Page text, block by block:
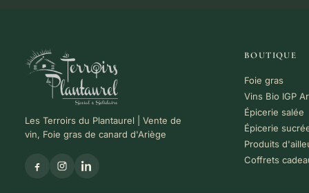
Les Terroirs du Plantaurel | Vente de
vin, Foie gras de canard d'Ariège
BOUTIQUE
Foie gras
Vins Bio IGP
Épicerie salée
Épicerie
Produits
Coffrets